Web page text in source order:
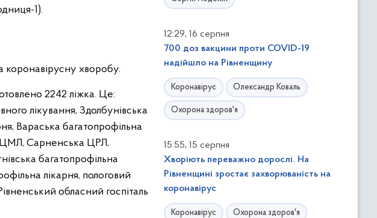
1).
коронавірусну хворобу.
2242 ліжка. Це:
лікування, Здолбунівська
Вараська багатопрофільна
ЦМЛ, Сарненська ЦРЛ,
багатопрофільна
лікарня, пологовий
обласний госпіталь
12:29, 16 серпня
700 доз вакцини проти COVID-19
надійшло на Рівненщину
Коронавірус Олександр Коваль
Охорона здоров'я
15:55, 15 серпня
Хворіють переважно дорослі. На
Рівненщині зростає захворюваність на
коронавірус
Коронавірус Охорона здоров'я